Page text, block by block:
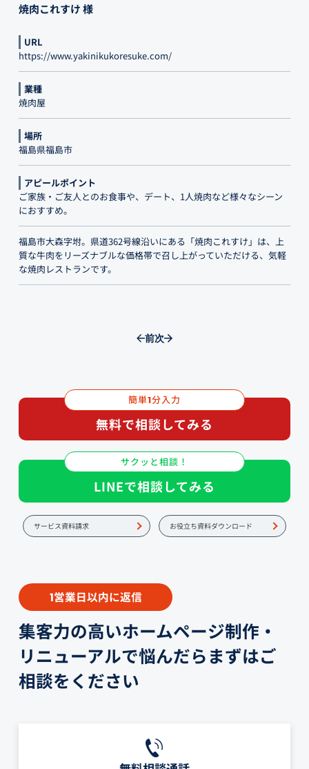
焼肉これすけ 様
URL
https://www.yakinikukoresuke.com/
業種
焼肉屋
場所
福島県福島市
アピールポイント
ご家族・ご友人とのお食事や、デート、1人焼肉など様々なシーン
におすすめ。
福島市大森字坿。県道362号線沿いにある「焼肉これすけ」は、上
質な牛肉をリーズナブルな価格帯で召し上がっていただける、気軽
な焼肉レストランです。
前次
簡単1分入力
無料で相談してみる
サクッと相談！
LINEで相談してみる
サービス資料請求 お役立ち資料ダウンロード
1営業日以内に返信
集客力の高いホームページ制作・
リニューアルで悩んだらまずはご
相談をください